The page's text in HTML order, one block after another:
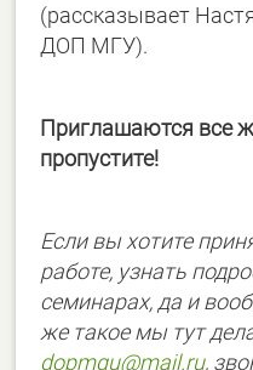
(рассказывает
ДОП МГУ).
Приглашаются все
пропустите!
Если вы хотите
работе, узнать
семинарах, да и
же такое мы тут
dopmgu@mail.ru,